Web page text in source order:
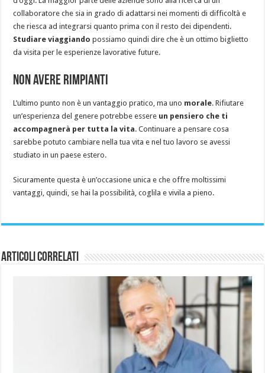
collaboratore che sia in grado di adattarsi nei momenti di difficoltà e
che riesca ad integrarsi quanto prima con il resto dei dipendenti.
Studiare viaggiando possiamo quindi dire che è un ottimo biglietto
da visita per le esperienze lavorative future.
Non avere rimpianti
L’ultimo punto non è un vantaggio pratico, ma uno morale. Rifiutare
un’esperienza del genere potrebbe essere un pensiero che ti
accompagnerà per tutta la vita. Continuare a pensare cosa
sarebbe potuto cambiare nella tua vita e nel tuo lavoro se avessi
studiato in un paese estero.
Sicuramente questa è un’occasione unica e che offre moltissimi
vantaggi, quindi, se hai la possibilità, coglila e vivila a pieno.
Articoli Correlati